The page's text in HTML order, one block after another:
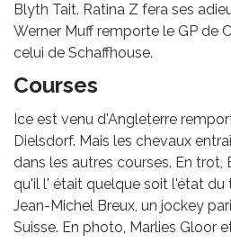
Blyth Tait. Ratina Z fera ses
Werner Muff remporte le GP de
celui de Schaffhouse.
Courses
Ice est venu d'Angleterre
Dielsdorf. Mais les chevaux
dans les autres courses. En trot,
qu'il l' était quelque soit l'état du
Jean-Michel Breux, un jockey
Suisse. En photo, Marlies Gloor